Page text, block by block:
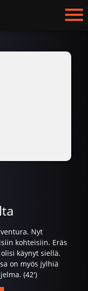
Nyt
kohteisiin. Eräs
käynyt siellä.
on myös jylhiä
(42')